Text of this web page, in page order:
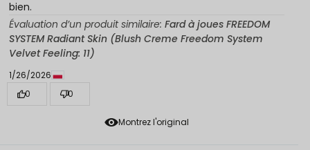
Montrez l'original
bien.
Évaluation d’un produit similaire: Fard à joues FREEDOM
SYSTEM Radiant Skin (Blush Creme Freedom System
Velvet Feeling: 11)
1/26/2026
0
0